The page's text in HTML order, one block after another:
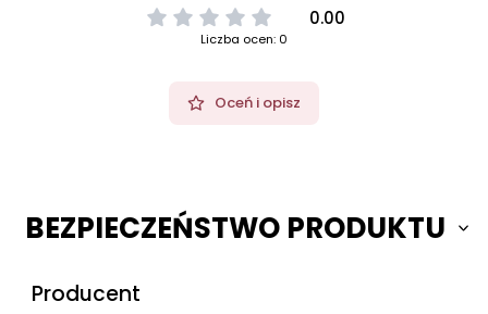
0.00
Liczba ocen: 0
Oceń i opisz
BEZPIECZEŃSTWO PRODUKTU
Producent